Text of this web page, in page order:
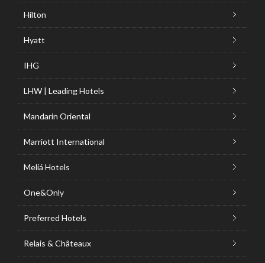
Hilton
Hyatt
IHG
LHW | Leading Hotels
Mandarin Oriental
Marriott International
Meliá Hotels
One&Only
Preferred Hotels
Relais & Châteaux